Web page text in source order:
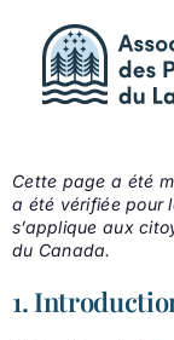
contenu
Cette page a été
a été vérifiée pour
s’applique aux
du Canada.
1.